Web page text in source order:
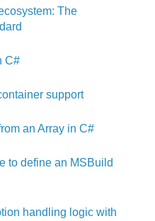
The
C#
support
an Array in C#
to define an MSBuild
handling logic with